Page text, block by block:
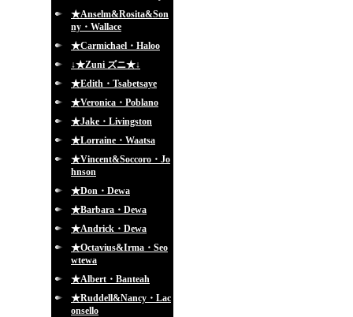
★Anselm&Rosita&Son
ny・Wallace
★Carmichael・Haloo
↓★Zuni ズニ★↓
★Edith・Tsabetsaye
★Veronica・Poblano
★Jake・Livingston
★Lorraine・Waatsa
★Vincent&Soccoro・Jo
hnson
★Don・Dewa
★Barbara・Dewa
★Andrick・Dewa
★Octavius&Irma・Seo
wtewa
★Albert・Banteah
★Ruddell&Nancy・Lac
onsello